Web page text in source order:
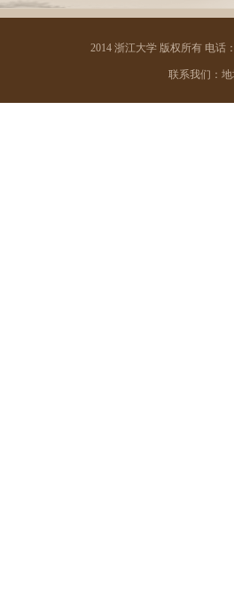
2014 浙江大学 版权所有 电话
联系我们：地